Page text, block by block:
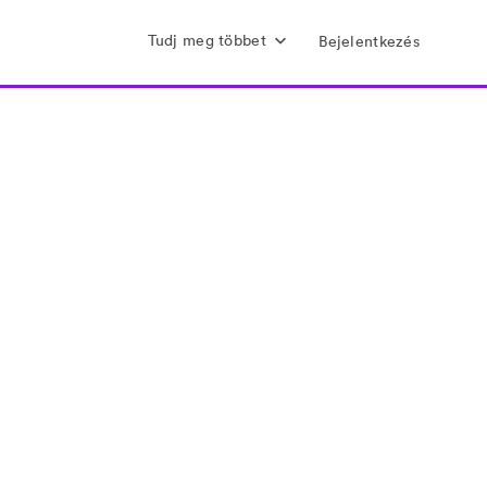
Tudj meg többet Bejelentkezés